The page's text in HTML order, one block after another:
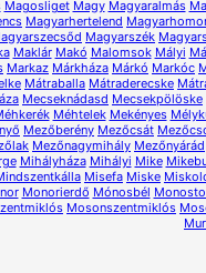
Magosliget Magy Magyaralmás
Magyarhertelend
Magyarszék
Maklár Makó Malomsok Mályi
Markaz Márkháza Márkó Markóc
Mátraballa Mátraderecske
Mecseknádasd Mecsekpölöske
Méhtelek Mekényes
Mezőberény Mezőcsát
Mezőnagymihály Mezőnyárád
Mihályháza Mihályi Mike
Misefa Miske
Monorierdő Mónosbél
Mosonszentmiklós